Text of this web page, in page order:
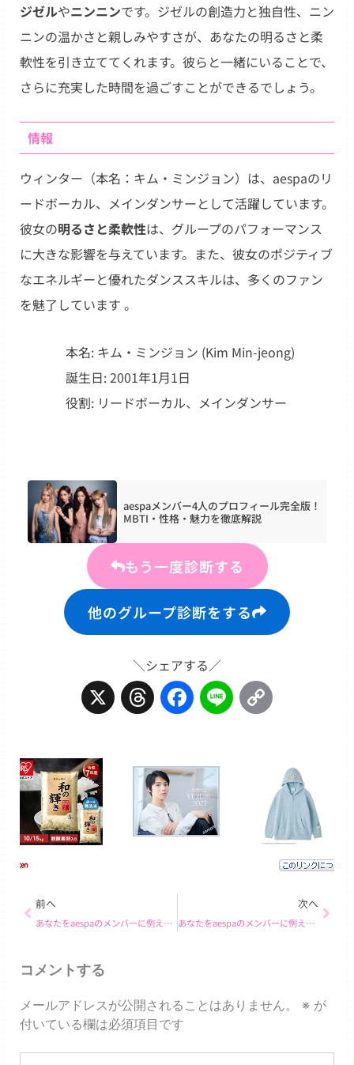
ジゼルやニンニンです。ジゼルの創造力と独自性、ニン
ニンの温かさと親しみやすさが、あなたの明るさと柔
軟性を引き立ててくれます。彼らと一緒にいることで、
さらに充実した時間を過ごすことができるでしょう。
情報
ウィンター（本名：キム・ミンジョン）は、aespaのリ
ードボーカル、メインダンサーとして活躍しています。
彼女の明るさと柔軟性は、グループのパフォーマンス
に大きな影響を与えています。また、彼女のポジティブ
なエネルギーと優れたダンススキルは、多くのファン
を魅了しています 。
本名: キム・ミンジョン (Kim Min-jeong)
誕生日: 2001年1月1日
役割: リードボーカル、メインダンサー
aespaメンバー4人のプロフィール完全版！
MBTI・性格・魅力を徹底解説
もう一度診断する
他のグループ診断をする
＼シェアする／
X
ThreadsFacebook
Line
Prev
前へ
あなたをaespaのメンバーに例えると… ジゼル！
次へ
あなたをaespaのメンバーに例えると… ニンニン！
コメントする
メールアドレスが公開されることはありません。 ※ が
付いている欄は必須項目です